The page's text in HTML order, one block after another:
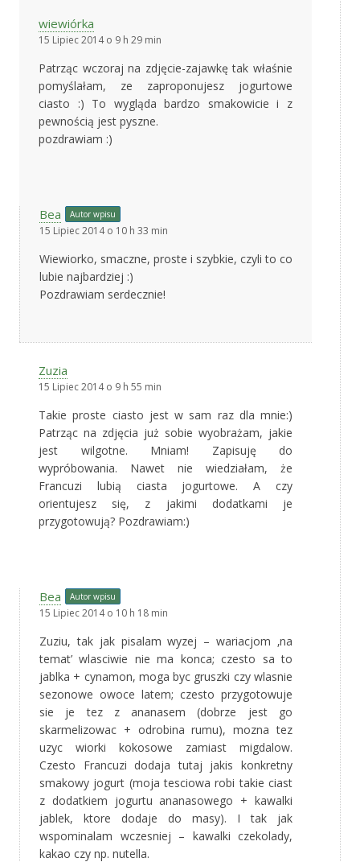
wiewiórka
15 Lipiec 2014 o 9 h 29 min
Patrząc wczoraj na zdjęcie-zajawkę tak właśnie
pomyślałam, ze zaproponujesz jogurtowe
ciasto :) To wygląda bardzo smakowicie i z
pewnością jest pyszne.
pozdrawiam :)
Bea Autor wpisu
15 Lipiec 2014 o 10 h 33 min
Wiewiorko, smaczne, proste i szybkie, czyli to co
lubie najbardziej :)
Pozdrawiam serdecznie!
Zuzia
15 Lipiec 2014 o 9 h 55 min
Takie proste ciasto jest w sam raz dla mnie:)
Patrząc na zdjęcia już sobie wyobrażam, jakie
jest wilgotne. Mniam! Zapisuję do
wypróbowania. Nawet nie wiedziałam, że
Francuzi lubią ciasta jogurtowe. A czy
orientujesz się, z jakimi dodatkami je
przygotowują? Pozdrawiam:)
Bea Autor wpisu
15 Lipiec 2014 o 10 h 18 min
Zuziu, tak jak pisalam wyzej – wariacjom ‚na
temat’ wlasciwie nie ma konca; czesto sa to
jablka + cynamon, moga byc gruszki czy wlasnie
sezonowe owoce latem; czesto przygotowuje
sie je tez z ananasem (dobrze jest go
skarmelizowac + odrobina rumu), mozna tez
uzyc wiorki kokosowe zamiast migdalow.
Czesto Francuzi dodaja tutaj jakis konkretny
smakowy jogurt (moja tesciowa robi takie ciast
z dodatkiem jogurtu ananasowego + kawalki
jablek, ktore dodaje do masy). I tak jak
wspominalam wczesniej – kawalki czekolady,
kakao czy np. nutella.